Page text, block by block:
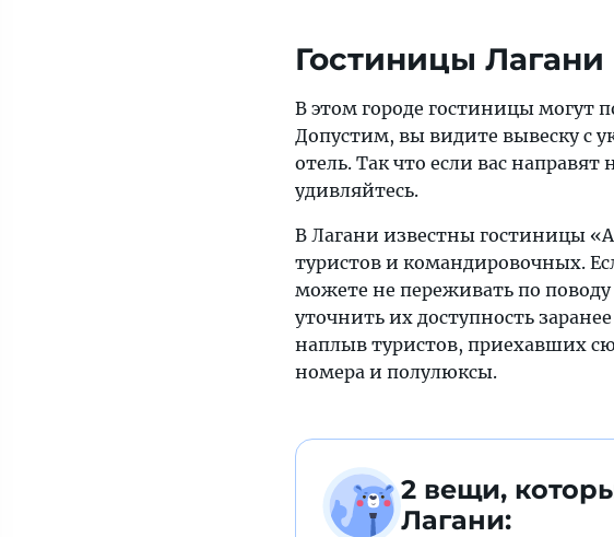
Гостиницы Лагани
В этом городе гостиницы могут
Допустим, вы видите вывеску с
отель. Так что если вас
удивляйтесь.
В Лагани известны гостиницы
туристов и командировочных.
можете не переживать по
уточнить их доступность
наплыв туристов, приехавших
номера и полулюксы.
2 вещи,
Лагани: